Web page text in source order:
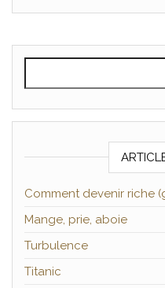
Comment devenir riche
Mange, prie, aboie
Turbulence
Titanic